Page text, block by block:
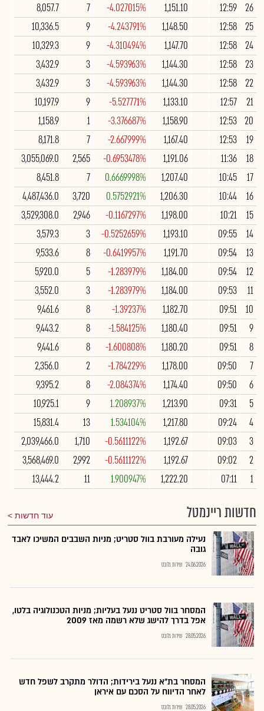
26
12:59
1,151.10
-4.027015%
7
8,057.7
25
12:58
1,148.50
-4.243791%
9
10,336.5
24
12:58
1,147.70
-4.310494%
9
10,329.3
23
12:58
1,144.30
-4.593963%
3
3,432.9
22
12:58
1,144.30
-4.593963%
3
3,432.9
21
12:57
1,133.10
-5.527771%
9
10,197.9
20
12:53
1,158.90
-3.376687%
1
1,158.9
19
12:53
1,167.40
-2.667999%
7
8,171.8
18
11:36
1,191.06
-0.6953478%
2,565
3,055,069.0
17
10:45
1,207.40
0.6669998%
7
8,451.8
16
10:44
1,206.30
0.5752921%
3,720
4,487,436.0
15
10:21
1,198.00
-0.1167297%
2,946
3,529,308.0
14
09:55
1,193.10
-0.5252659%
3
3,579.3
13
09:54
1,191.70
-0.6419957%
8
9,533.6
12
09:54
1,184.00
-1.283979%
5
5,920.0
11
09:53
1,184.00
-1.283979%
3
3,552.0
10
09:51
1,182.70
-1.39237%
8
9,461.6
9
09:51
1,180.40
-1.584125%
8
9,443.2
8
09:51
1,180.20
-1.600808%
8
9,441.6
7
09:50
1,178.00
-1.784229%
2
2,356.0
6
09:50
1,174.40
-2.084374%
8
9,395.2
5
09:31
1,213.90
1.208937%
9
10,925.1
4
09:24
1,217.80
1.534104%
13
15,831.4
3
09:03
1,192.67
-0.5611122%
1,710
2,039,466.0
2
09:02
1,192.67
-0.5611122%
2,992
3,568,469.0
1
07:11
1,222.20
1.900947%
11
13,444.2
חדשות ריינמטל עוד חדשות
נעילה מעורבת בוול סטריט; מניות השבבים המשיכו לאבד
גובה
24.06.2026 שירות גלובס
המסחר בוול סטריט ננעל בעליות; מניות הטכנולוגיה בלטו,
אפל בדרך להישג שלא רשמה מאז 2009
28.05.2026 שירות גלובס
המסחר בת"א ננעל בירידות; הדולר מתקרב לשפל חדש
לאחר הדיווח על הסכם עם איראן
28.05.2026 שירות גלובס